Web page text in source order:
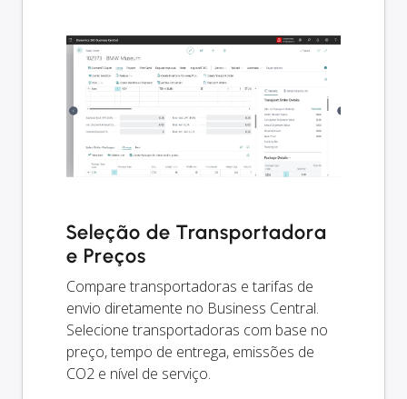
Seleção de Transportadora
e Preços
Compare transportadoras e tarifas de
envio diretamente no Business Central.
Selecione transportadoras com base no
preço, tempo de entrega, emissões de
CO2 e nível de serviço.